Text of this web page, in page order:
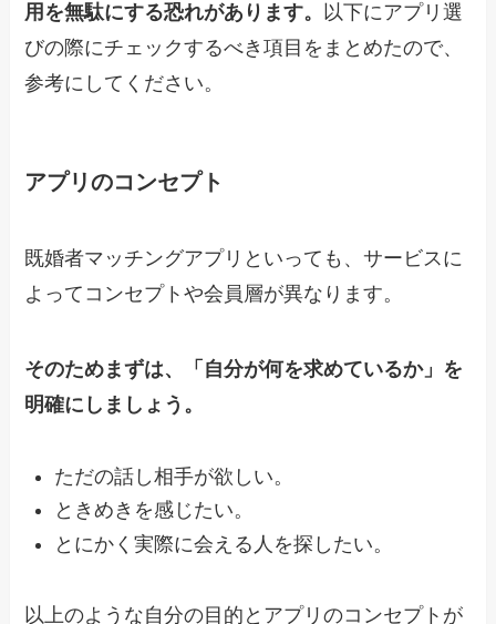
用を無駄にする恐れがあります。
以下にアプリ選
びの際にチェックするべき項目をまとめたので、
参考にしてください。
アプリのコンセプト
既婚者マッチングアプリといっても、サービスに
よってコンセプトや会員層が異なります。
そのためまずは、「自分が何を求めているか」を
明確にしましょう。
ただの話し相手が欲しい。
ときめきを感じたい。
とにかく実際に会える人を探したい。
以上のような自分の目的とアプリのコンセプトが